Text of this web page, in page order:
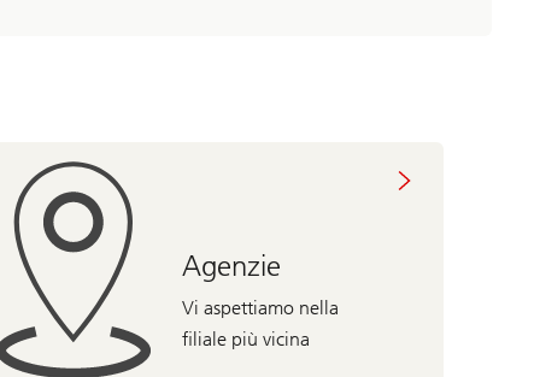
Agenzie
Vi aspettiamo nella
filiale più vicina